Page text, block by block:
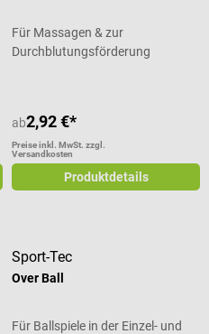
Für Massagen & zur
Durchblutungsförderung
ab2,92 €*
Preise inkl. MwSt. zzgl.
Versandkosten
Produktdetails
Sport-Tec
Over Ball
Für Ballspiele in der Einzel- und